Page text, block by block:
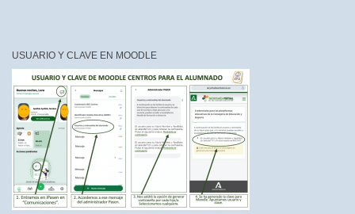
USUARIO Y CLAVE EN MOODLE